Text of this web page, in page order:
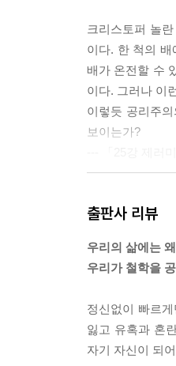
크리스토퍼 놀
이다. 한 척의
배가 온전할 수
이다. 그러나 이
이렇듯 공리주
보이는가?
치며 거칠게 사
--- 「33강 프리
과 동의어가 아
히 사라져가는
행복해야 한다”
출판사 리뷰
우리의 삶에는
우리가 철학을
정신없이 빠르
잃고 유혹과 혼
자기 자신이 되